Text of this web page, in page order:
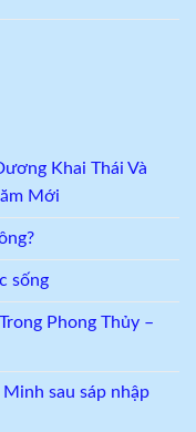
Khai Thái Và
Mới
sống
Phong Thủy –
sau sáp nhập